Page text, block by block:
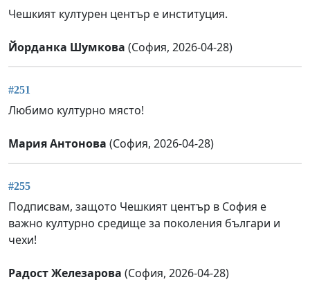
Чешкият културен център е институция.
Йорданка Шумкова (София, 2026-04-28)
#251
Любимо културно място!
Мария Антонова (София, 2026-04-28)
#255
Подписвам, защото Чешкият център в София е
важно културно средище за поколения българи и
чехи!
Радост Железарова (София, 2026-04-28)